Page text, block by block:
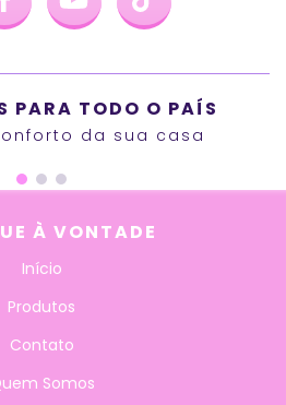
PARA TODO O PAÍS
da sua casa
À VONTADE
Início
Produtos
Contato
Somos